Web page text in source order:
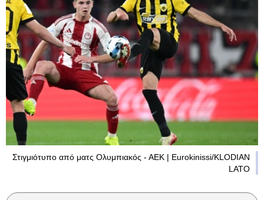
Στιγμιότυπο από ματς Ολυμπιακός - ΑΕΚ | Eurokinissi/KLODIAN
LATO